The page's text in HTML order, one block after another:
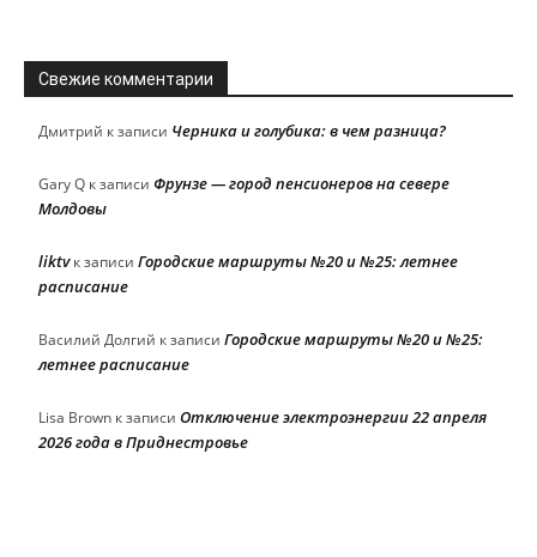
Свежие комментарии
Дмитрий к записи Черника и голубика: в чем разница?
Gary Q к записи Фрунзе — город пенсионеров на севере
Молдовы
liktvк записи Городские маршруты №20 и №25: летнее
расписание
Василий Долгий к записи Городские маршруты №20 и №25:
летнее расписание
Lisa Brown к записи Отключение электроэнергии 22 апреля
2026 года в Приднестровье